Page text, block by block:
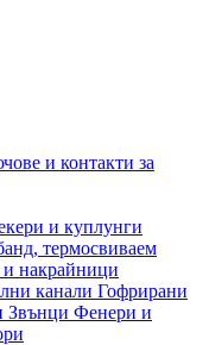
и контакти за
и куплунги
термосвиваем
накрайници
канали Гофрирани
Звънци Фенери и